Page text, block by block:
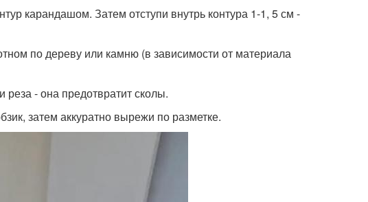
карандашом. Затем отступи внутрь контура 1-1, 5 см -
по дереву или камню (в зависимости от материала
- она предотвратит сколы.
затем аккуратно вырежи по разметке.